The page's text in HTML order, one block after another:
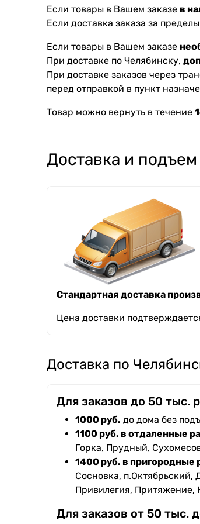
Если товары в Вашем заказе в
Если доставка заказа за
Если товары в Вашем заказе
При доставке по Челябинску,
При доставке заказов через
перед отправкой в пункт
Товар можно вернуть в течение
Доставка и подъем
Стандартная доставка
Цена доставки
Доставка по
Для заказов до 50 тыс.
1000 руб. до дома без
1100 руб. в отдаленные
Горка, Прудный,
1400 руб. в пригородные
Сосновка, п.Октябрьский,
Привилегия, Притяжение,
Для заказов от 50 тыс.